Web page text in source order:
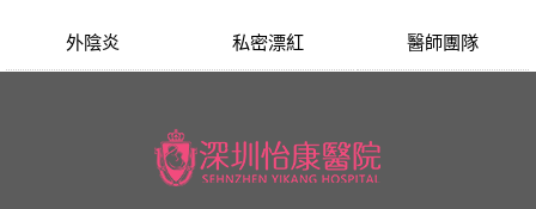
外陰炎 私密漂紅 醫師團隊